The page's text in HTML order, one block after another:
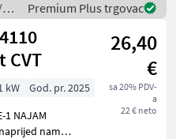
od
Premium Plus trgovac
CVT
26,40
€
sa 20% PDV-
a
22 € neto
kW
God. pr. 2025